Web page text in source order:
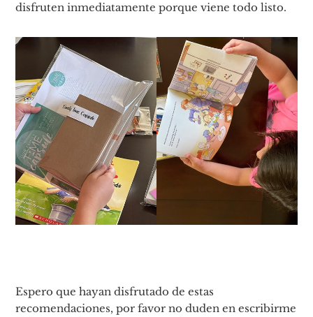
disfruten inmediatamente porque viene todo listo.
Espero que hayan disfrutado de estas
recomendaciones, por favor no duden en escribirme